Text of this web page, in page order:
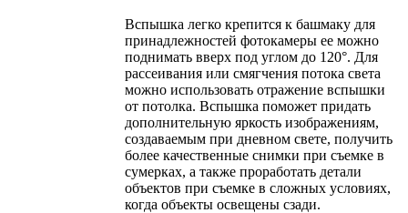
Вспышка легко крепится к башмаку для
принадлежностей фотокамеры ее можно
поднимать вверх под углом до 120°. Для
рассеивания или смягчения потока света
можно использовать отражение вспышки
от потолка. Вспышка поможет придать
дополнительную яркость изображениям,
создаваемым при дневном свете, получить
более качественные снимки при съемке в
сумерках, а также проработать детали
объектов при съемке в сложных условиях,
когда объекты освещены сзади.